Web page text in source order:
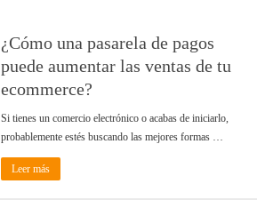
¿Cómo una pasarela de pagos
puede aumentar las ventas de tu
ecommerce?
Si tienes un comercio electrónico o acabas de iniciarlo,
probablemente estés buscando las mejores formas …
Leer más